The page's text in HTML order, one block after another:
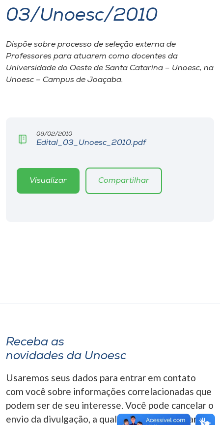
I.nova
Diplomados
Cultura
Biblioteca
Editora
Rádio
A-
03/Unoesc/2010
Dispõe sobre processo de seleção externa de
Professores para atuarem como docentes da
Universidade do Oeste de Santa Catarina – Unoesc, na
Unoesc – Campus de Joaçaba.
09/02/2010
Edital_03_Unoesc_2010.pdf
Visualizar Compartilhar
Receba as
novidades da Unoesc
Usaremos seus dados para entrar em contato
com você sobre informações correlacionadas que
podem ser de seu interesse. Você pode cancelar o
envio da divulgação, a qualquer momento. Para